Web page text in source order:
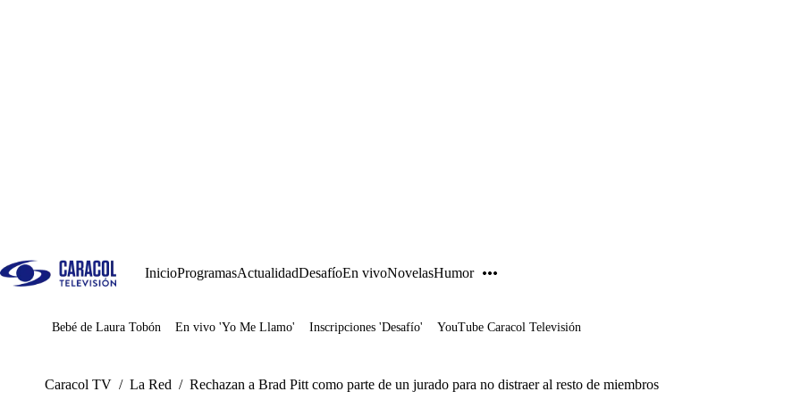
InicioProgramasActualidadDesafíoEn vivoNovelasHumor
Juegos
Bebé de Laura Tobón En vivo 'Yo Me Llamo' Inscripciones 'Desafío' YouTube Caracol Televisión
Caracol TV / La Red / Rechazan a Brad Pitt como parte de un jurado para no distraer al resto de miembros